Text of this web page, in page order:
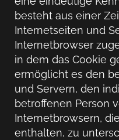
besteht aus einer
Internetseiten und
Internetbrowser
in dem das Cookie
ermöglicht es den
und Servern, den
betroffenen Person
Internetbrowsern,
enthalten, zu